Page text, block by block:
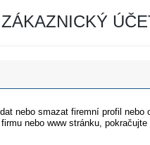
ZÁKAZNICKÝ
nebo smazat firemní profil
nebo www stránku,